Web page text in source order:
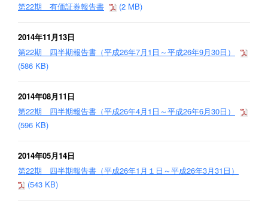
第22期 有価証券報告書
(2 MB)
2014年11月13日
第22期 四半期報告書（平成26年7月1日～平成26年9月30日）
(586 KB)
2014年08月11日
第22期 四半期報告書（平成26年4月1日～平成26年6月30日）
(596 KB)
2014年05月14日
第22期 四半期報告書（平成26年1月１日～平成26年3月31日）
(543 KB)